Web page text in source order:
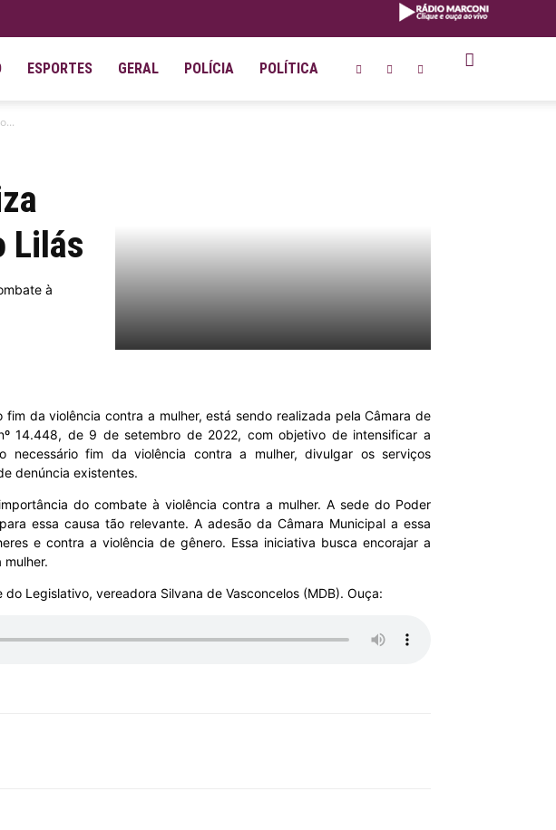
ESPORTES GERAL POLÍCIA POLÍTICA
Lilás
à
da violência contra a mulher, está sendo realizada pela Câmara de
14.448, de 9 de setembro de 2022, com objetivo de intensificar a
fim da violência contra a mulher, divulgar os serviços
denúncia existentes.
do combate à violência contra a mulher. A sede do Poder
essa causa tão relevante. A adesão da Câmara Municipal a essa
e contra a violência de gênero. Essa iniciativa busca encorajar a
Legislativo, vereadora Silvana de Vasconcelos (MDB). Ouça: